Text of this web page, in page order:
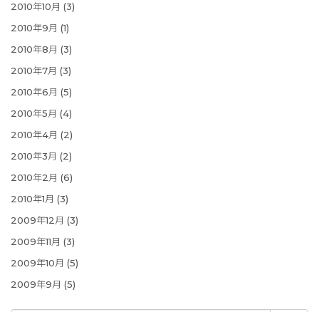
2010年10月 (3)
2010年9月 (1)
2010年8月 (3)
2010年7月 (3)
2010年6月 (5)
2010年5月 (4)
2010年4月 (2)
2010年3月 (2)
2010年2月 (6)
2010年1月 (3)
2009年12月 (3)
2009年11月 (3)
2009年10月 (5)
2009年9月 (5)